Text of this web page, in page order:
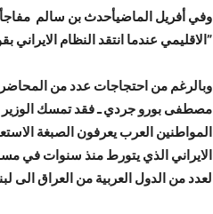
وفي أفريل الماضيأحدث بن سالم
الاقليمي عندما انتقد النظام الايراني بقوة واعتبره ” أخطر على العرب حاليا من اسرائيل”
وبالرغم من احتجاجات عدد من
مصطفى بورو جردي ـ فقد تمسك الوزير
المواطنين العرب يعرفون الصبغة
الايراني الذي يتورط منذ سنوات في
لعدد من الدول العربية من العراق الى